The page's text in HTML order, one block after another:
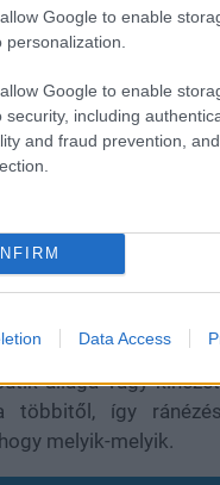
Google to enable
personalization.
Google to enable
security, including
and fraud prevention,
Data Access
Siouxz
édességek szintjére,
amik a
Természetesen itt is
hogy minden
volt: fűszeres
kedvelt alapanyaga.
kell aggódni, nem
volt, hogy a
állaga vagy
többitől, így
melyik-melyik.